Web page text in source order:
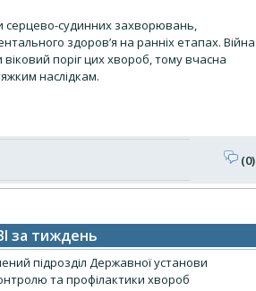
серцево-судинних захворювань,
здоров’я на ранніх етапах. Війна
поріг цих хвороб, тому вчасна
наслідкам.
(0)
за тиждень
підрозділ Державної установи
та профілактики хвороб